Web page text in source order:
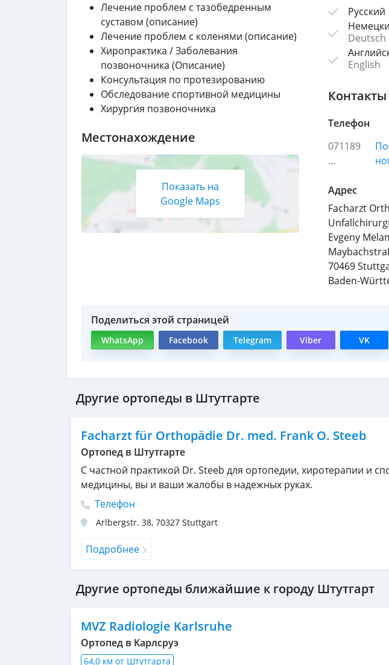
Лечение проблем с тазобедренным
суставом (описание)
Лечение проблем с коленями (описание)
Хиропрактика / Заболевания
позвоночника (Описание)
Консультация по протезированию
Обследование спортивной медицины
Хирургия позвоночника
Местонахождение
Показать на
Google Maps
Русский
Deutsch
English
Контакты
Телефон
071189
...
Адрес
Facharzt
Evgeny
70469
Baden-
Поделиться этой страницей
WhatsApp Facebook Telegram Viber VK
Другие ортопеды в Штутгарте
Facharzt für Orthopädie Dr. med. Frank O. Steeb
Ортопед в Штутгарте
С частной практикой Dr. Steeb для ортопедии, хиротерапии и
медицины, вы и ваши жалобы в надежных руках.
Телефон
Arlbergstr. 38, 70327 Stuttgart
Подробнее
Другие ортопеды ближайшие к городу Штутгарт
MVZ Radiologie Karlsruhe
Ортопед в Карлсруэ
64,0 км от Штутгарта